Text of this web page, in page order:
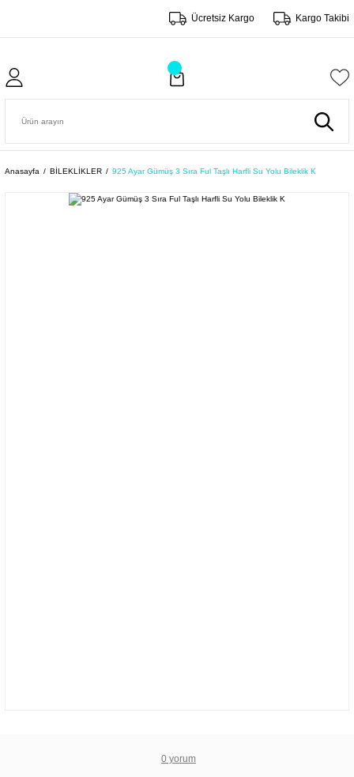
Ücretsiz Kargo Kargo Takibi
Anasayfa BİLEKLİKLER 925 Ayar Gümüş 3 Sıra Ful Taşlı Harfli Su Yolu Bileklik K
0 yorum